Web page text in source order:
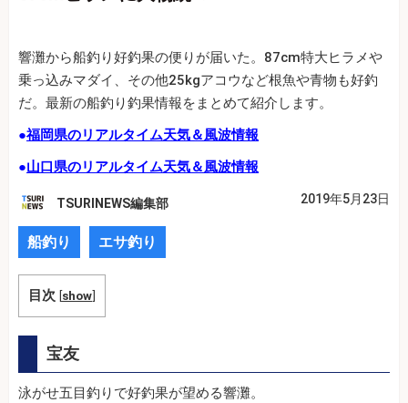
響灘から船釣り好釣果の便りが届いた。87cm特大ヒラメや
乗っ込みマダイ、その他25kgアコウなど根魚や青物も好釣
だ。最新の船釣り釣果情報をまとめて紹介します。
●福岡県のリアルタイム天気＆風波情報
●山口県のリアルタイム天気＆風波情報
TSURINEWS編集部 2019年5月23日
船釣り エサ釣り
目次 [show]
宝友
泳がせ五目釣りで好釣果が望める響灘。